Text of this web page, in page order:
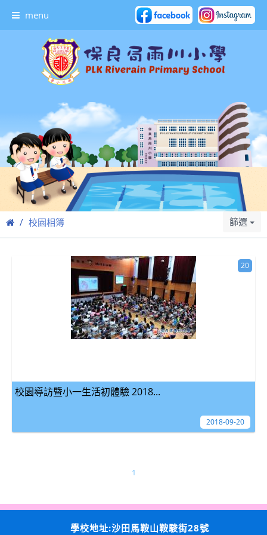
menu
校園相簿 篩選
校園導訪暨小一生活初體驗 2018...
20
2018-09-20
1
學校地址:沙田馬鞍山鞍駿街28號